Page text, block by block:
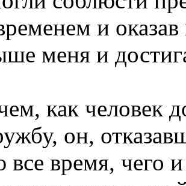
и
меня и
как человек
он,
время, чего